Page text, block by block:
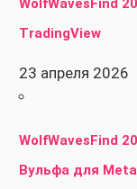
WolfWavesFind
TradingView
23 апреля 2026
WolfWavesFind
Вульфа для